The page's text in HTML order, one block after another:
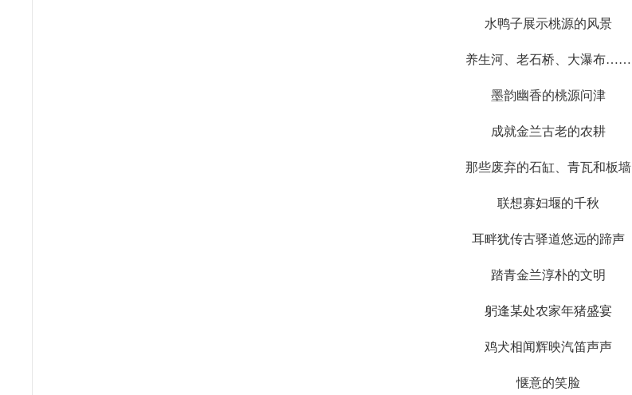
水鸭子展示桃源的风景
养生河、老石桥、大瀑布……
墨韵幽香的桃源问津
成就金兰古老的农耕
那些废弃的石缸、青瓦和板墙
联想寡妇堰的千秋
耳畔犹传古驿道悠远的蹄声
踏青金兰淳朴的文明
躬逢某处农家年猪盛宴
鸡犬相闻辉映汽笛声声
惬意的笑脸